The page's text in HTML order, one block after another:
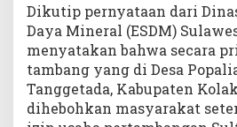
Dikutip pernyataan dari
Daya Mineral (ESDM)
menyatakan bahwa secara
tambang yang di Desa
Tanggetada, Kabupaten
dihebohkan masyarakat